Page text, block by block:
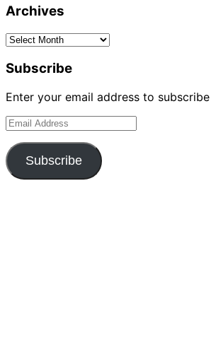
Archives
Archives
Subscribe
Enter your email address to
Email
Address
Subscribe